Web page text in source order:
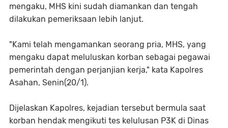
mengaku, MHS kini sudah diamankan dan tengah
dilakukan pemeriksaan lebih lanjut.
"Kami telah mengamankan seorang pria, MHS, yang
mengaku dapat meluluskan korban sebagai pegawai
pemerintah dengan perjanjian kerja," kata Kapolres
Asahan, Senin(20/1).
Dijelaskan Kapolres, kejadian tersebut bermula saat
korban hendak mengikuti tes kelulusan P3K di Dinas